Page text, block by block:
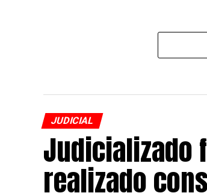
JUDICIAL
Judicializado
realizado